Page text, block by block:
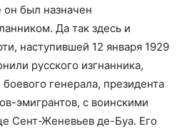
был назначен
Да так здесь и
наступившей 12 января 1929
русского изгнанника,
боевого генерала, президента
эмигрантов, с воинскими
Сент-Женевьев де-Буа. Его